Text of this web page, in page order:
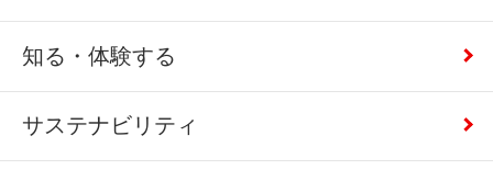
知る・体験する
サステナビリティ